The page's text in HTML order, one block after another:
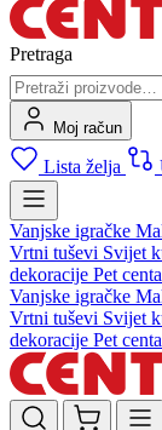
Pretraga
Moj račun
Lista želja
Vanjske igračke
Vrtni tuševi Svijet
dekoracije Pet
Vanjske igračke
Vrtni tuševi Svijet
dekoracije Pet